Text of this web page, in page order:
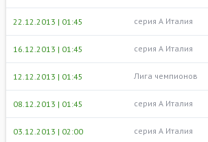
22.12.2013 | 01:45 серия А Италия
16.12.2013 | 01:45 серия А Италия
12.12.2013 | 01:45 Лига чемпионов
08.12.2013 | 01:45 серия А Италия
03.12.2013 | 02:00 серия А Италия